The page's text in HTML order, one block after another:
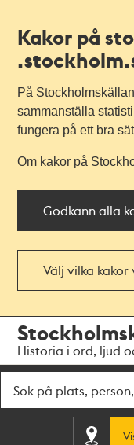
Kakor på
På
sammanställa
fungera på ett bra
Om kakor på
Godkänn alla
Välj vilka
navigationen
huvudinnehållet
Historia i ord, ljud